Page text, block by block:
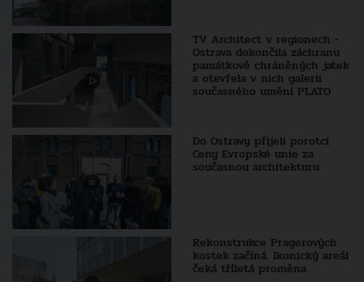
TV Architect v regionech -
Ostrava dokončila záchranu
památkově chráněných jatek
a otevřela v nich galerii
současného umění PLATO
Do Ostravy přijeli porotci
Ceny Evropské unie za
současnou architekturu
Rekonstrukce Pragerových
kostek začíná. Ikonický areál
čeká tříletá proměna